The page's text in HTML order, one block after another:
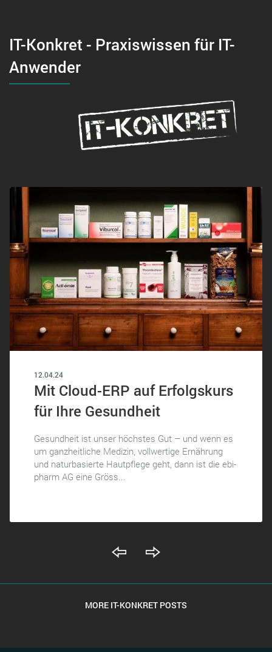
IT-Konkret - Praxiswissen für IT-
Anwender
12.04.24
Mit Cloud-ERP auf Erfolgskurs
für Ihre Gesundheit
Gesundheit ist unser höchstes Gut – und wenn es
um ganzheitliche Medizin, vollwertige Ernährung
und naturbasierte Hautpflege geht, dann ist die ebi-
pharm AG eine Gröss...
MORE IT-KONKRET POSTS